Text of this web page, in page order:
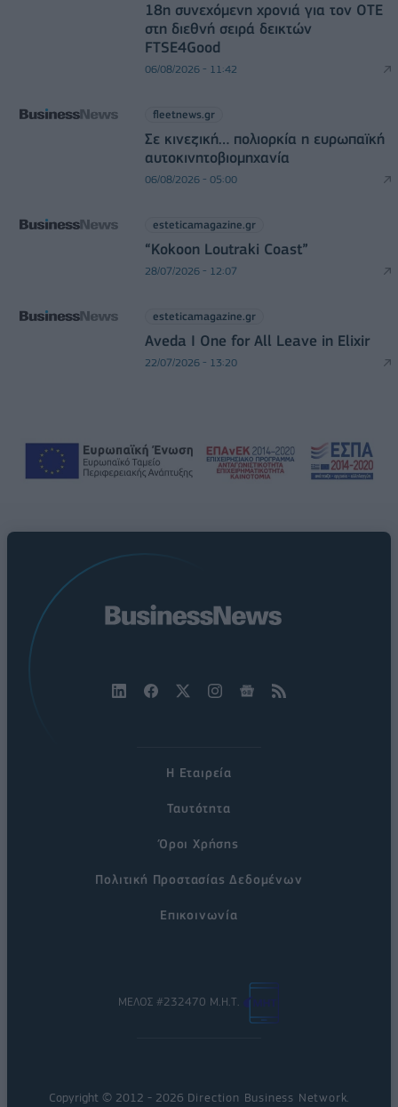
18η συνεχόμενη χρονιά για τον ΟΤΕ
στη διεθνή σειρά δεικτών
FTSE4Good
06/08/2026 - 11:42
fleetnews.gr
Σε κινεζική… πολιορκία η ευρωπαϊκή
αυτοκινητοβιομηχανία
06/08/2026 - 05:00
esteticamagazine.gr
“Kokoon Loutraki Coast”
28/07/2026 - 12:07
esteticamagazine.gr
Aveda I One for All Leave in Elixir
22/07/2026 - 13:20
Η Εταιρεία
Ταυτότητα
Όροι Χρήσης
Πολιτική Προστασίας Δεδομένων
Επικοινωνία
ΜΕΛΟΣ #232470 Μ.Η.Τ.
Copyright © 2012 - 2026 Direction Business Network